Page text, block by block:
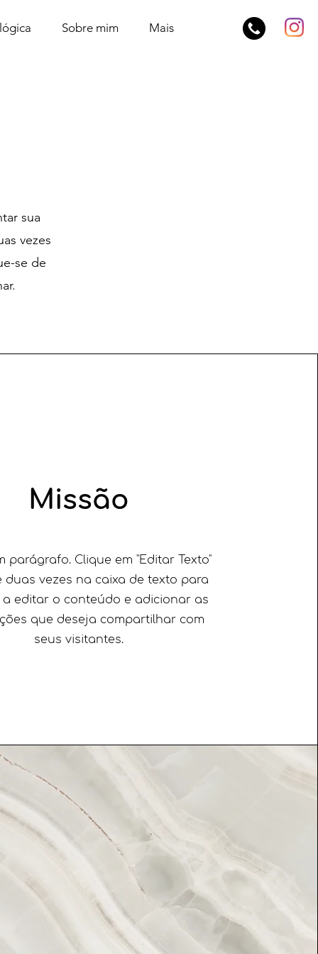
Sobre mim Mais
sua
vezes
se de
Missão
parágrafo. Clique em "Editar Texto"
duas vezes na caixa de texto para
a editar o conteúdo e adicionar as
que deseja compartilhar com
seus visitantes.